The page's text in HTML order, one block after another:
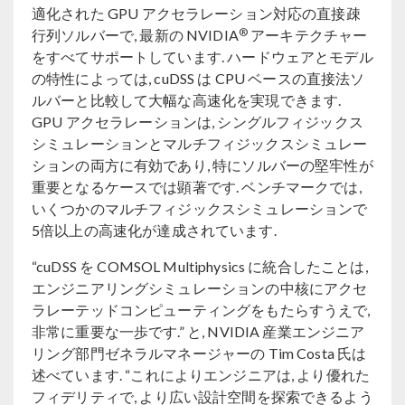
適化された GPU アクセラレーション対応の直接疎
行列ソルバーで, 最新の NVIDIA® アーキテクチャー
をすべてサポートしています. ハードウェアとモデル
の特性によっては, cuDSS は CPU ベースの直接法ソ
ルバーと比較して大幅な高速化を実現できます.
GPU アクセラレーションは, シングルフィジックス
シミュレーションとマルチフィジックスシミュレー
ションの両方に有効であり, 特にソルバーの堅牢性が
重要となるケースでは顕著です. ベンチマークでは,
いくつかのマルチフィジックスシミュレーションで
5倍以上の高速化が達成されています.
“cuDSS を COMSOL Multiphysics に統合したことは,
エンジニアリングシミュレーションの中核にアクセ
ラレーテッドコンピューティングをもたらすうえで,
非常に重要な一歩です.” と, NVIDIA 産業エンジニア
リング部門ゼネラルマネージャーの Tim Costa 氏は
述べています. “これによりエンジニアは, より優れた
フィデリティで, より広い設計空間を探索できるよう